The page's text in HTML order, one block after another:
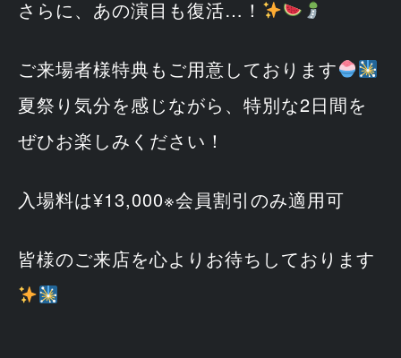
さらに、あの演目も復活…！
ご来場者様特典もご用意しております
夏祭り気分を感じながら、特別な2日間を
ぜひお楽しみください！
入場料は¥13,000※会員割引のみ適用可
皆様のご来店を心よりお待ちしております